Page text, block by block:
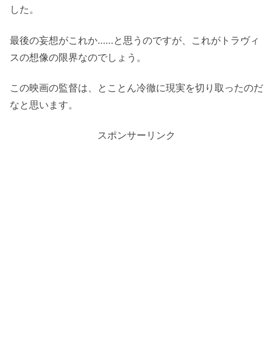
した。
最後の妄想がこれか……と思うのですが、これがトラヴィ
スの想像の限界なのでしょう。
この映画の監督は、とことん冷徹に現実を切り取ったのだ
なと思います。
スポンサーリンク